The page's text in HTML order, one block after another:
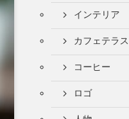
インテリア
カフェテラス
コーヒー
ロゴ